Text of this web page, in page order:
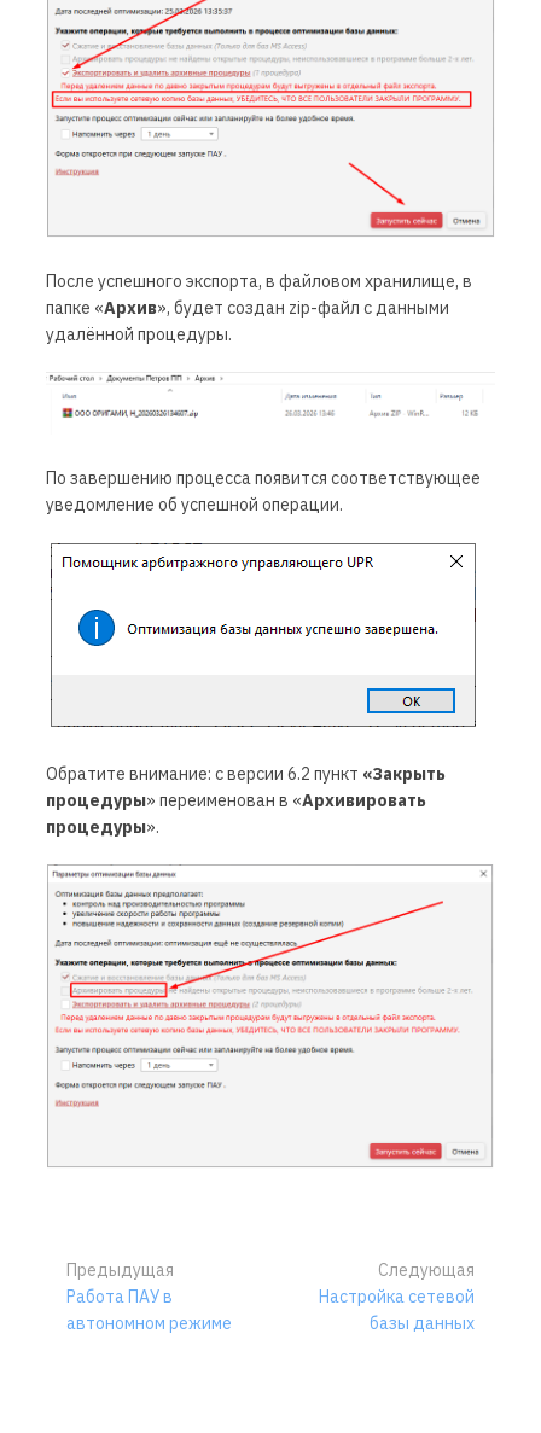
После успешного экспорта, в файловом хранилище, в
папке «Архив», будет создан zip-файл с данными
удалённой процедуры.
По завершению процесса появится соответствующее
уведомление об успешной операции.
Обратите внимание: сверсии 6.2 пункт «Закрыть
процедуры» переименован в «Архивировать
процедуры».
Предыдущая
Работа ПАУ в
автономном режиме
Следующая
Настройка сетевой
базы данных